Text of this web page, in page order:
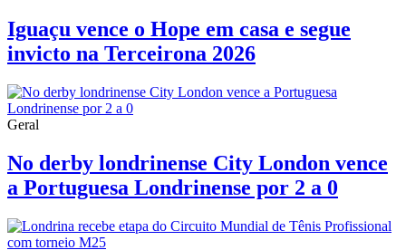
Iguaçu vence o Hope em casa e segue
invicto na Terceirona 2026
Geral
No derby londrinense City London vence
a Portuguesa Londrinense por 2 a 0